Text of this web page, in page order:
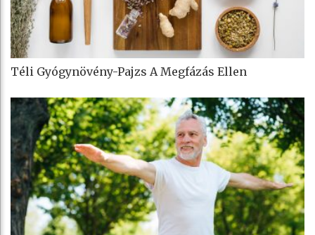
Téli Gyógynövény-Pajzs A Megfázás Ellen